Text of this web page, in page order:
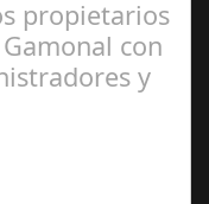
propietarios
con
y